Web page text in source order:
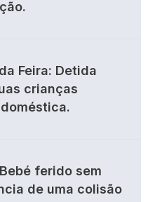
Feira: Detida
crianças
ferido sem
de uma colisão